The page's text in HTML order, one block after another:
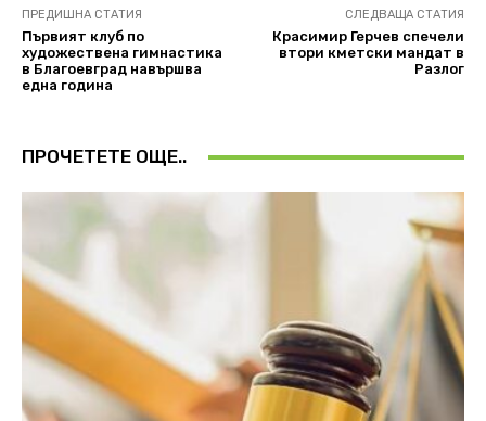
ПРЕДИШНА СТАТИЯ
Първият клуб по
художествена гимнастика
в Благоевград навършва
една година
СЛЕДВАЩА СТАТИЯ
Красимир Герчев спечели
втори кметски мандат в
Разлог
ПРОЧЕТЕТЕ ОЩЕ..